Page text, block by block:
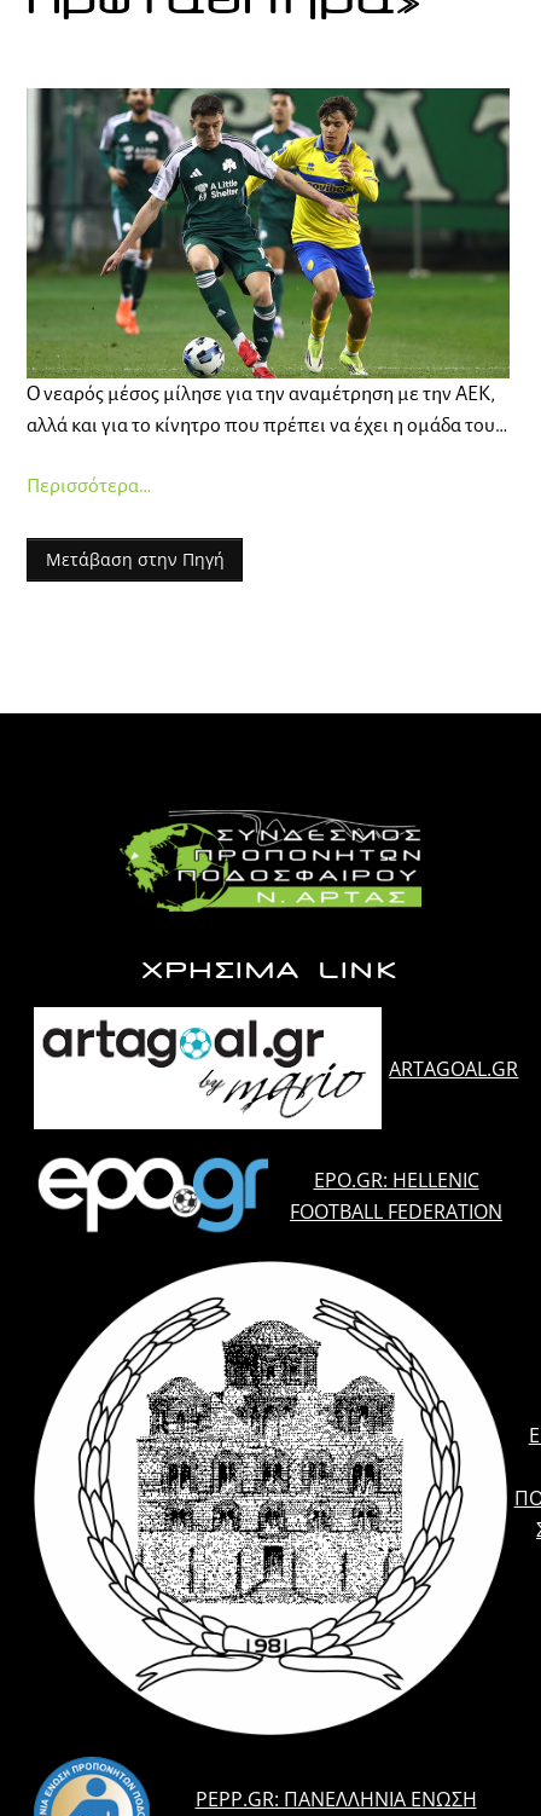
Ο νεαρός μέσος μίλησε για την αναμέτρηση με την ΑΕΚ,
αλλά και για το κίνητρο που πρέπει να έχει η ομάδα του…
Περισσότερα…
Μετάβαση στην Πηγή
ΧΡΗΣΙΜΑ LINK
ARTAGOAL.GR
EPO.GR: HELLENIC
FOOTBALL FEDERATION
PEPP.GR: ΠΑΝΕΛΛΉΝΙΑ ΈΝΩΣΗ